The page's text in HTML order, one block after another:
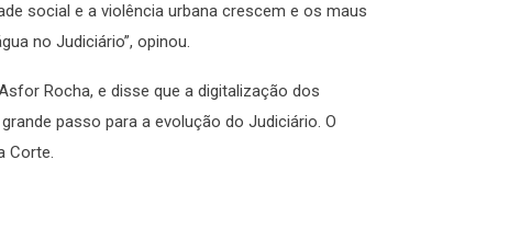
social e a violência urbana crescem e os maus
no Judiciário”, opinou.
Rocha, e disse que a digitalização dos
passo para a evolução do Judiciário. O
Corte.